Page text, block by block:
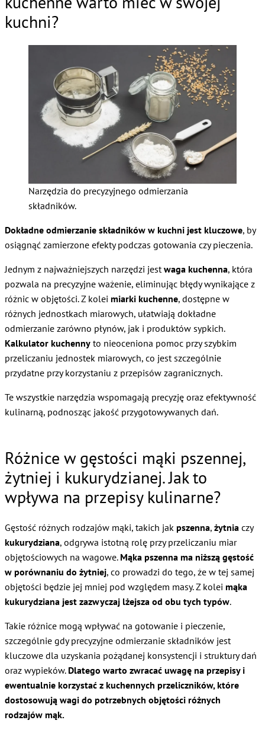
kuchni?
Narzędzia do precyzyjnego odmierzania
składników.
Dokładne odmierzanie składników w kuchni jest kluczowe, by
osiągnąć zamierzone efekty podczas gotowania czy pieczenia.
Jednym z najważniejszych narzędzi jestwaga kuchenna, która
pozwala na precyzyjne ważenie, eliminując błędy wynikające z
różnic w objętości. Z kolei miarki kuchenne, dostępne w
różnych jednostkach miarowych, ułatwiają dokładne
odmierzanie zarówno płynów, jak i produktów sypkich.
Kalkulator kuchenny to nieoceniona pomoc przy szybkim
przeliczaniu jednostek miarowych, co jest szczególnie
przydatne przy korzystaniu z przepisów zagranicznych.
Te wszystkie narzędzia wspomagają precyzję oraz efektywność
kulinarną, podnosząc jakość przygotowywanych dań.
Różnice w gęstości mąki pszennej,
żytniej i kukurydzianej. Jak to
wpływa na przepisy kulinarne?
Gęstość różnych rodzajów mąki, takich jak pszenna, żytnia czy
kukurydziana, odgrywa istotną rolę przy przeliczaniu miar
objętościowych na wagowe. Mąka pszenna ma niższą gęstość
w porównaniu do żytniej, co prowadzi do tego, że w tej samej
objętości będzie jej mniej pod względem masy. Z kolei mąka
kukurydziana jest zazwyczaj lżejsza od obu tych typów.
Takie różnice mogą wpływać na gotowanie i pieczenie,
szczególnie gdy precyzyjne odmierzanie składników jest
kluczowe dla uzyskania pożądanej konsystencji i struktury dań
oraz wypieków. Dlatego warto zwracać uwagę na przepisy i
ewentualnie korzystać z kuchennych przeliczników, które
dostosowują wagi do potrzebnych objętości różnych
rodzajów mąk.